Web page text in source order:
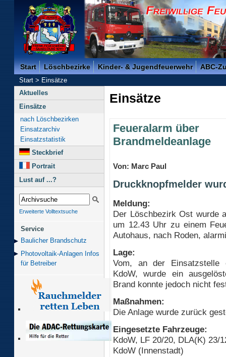
Freiwillige Feuerwehr der Kreisstadt Saarlouis -
Start Löschbezirke Kinder- & Jugendfeuerwehr ABC-
Start>Einsätze
Aktuelles
Einsätze
nach Löschbezirken
Einsatzarchiv
Einsatzstatistik
Steckbrief
Portrait
Lust auf ...?
Erweiterte Volltextsuche
Service
Baulicher Brand­schutz
Photovoltaik-Anlagen Infos
für Betreiber
Einsätze
Feueralarm über
Brandmeldeanlage
Von: Marc Paul
Druckknopfmelder
Meldung:
Der Löschbezirk Ost wurde
um 12.43 Uhr zu einem
Autohaus, nach Roden,
Lage:
Vom, an der Einsatzstelle
KdoW, wurde ein
Brand konnte jedoch nicht
Maßnahmen:
Die Anlage wurde zurück
Eingesetzte Fahrzeuge:
KdoW, LF 20/20, DLA(K) 23/
KdoW (Innenstadt)